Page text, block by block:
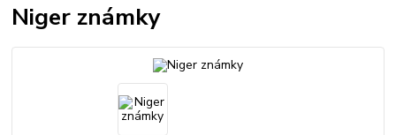
Niger známky